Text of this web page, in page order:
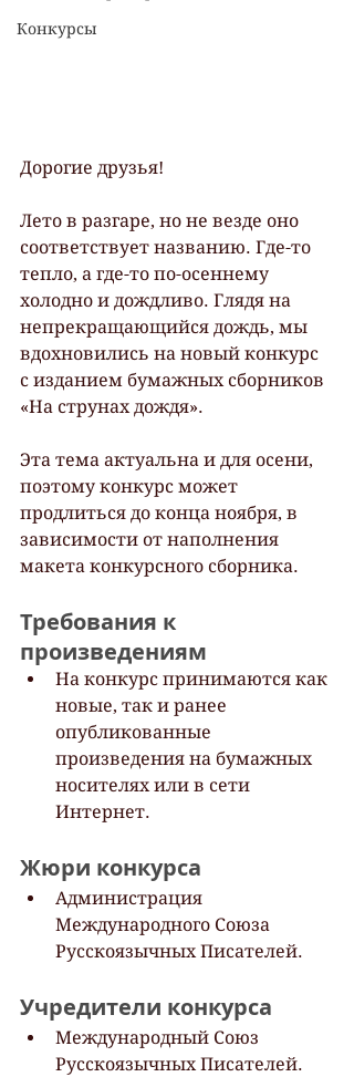
Конкурсы
Дорогие друзья!
Лето в разгаре, но не везде оно
соответствует названию. Где-то
тепло, а где-то по-осеннему
холодно и дождливо. Глядя на
непрекращающийся дождь, мы
вдохновились на новый конкурс
с изданием бумажных сборников
«На струнах дождя».
Эта тема актуальна и для осени,
поэтому конкурс может
продлиться до конца ноября, в
зависимости от наполнения
макета конкурсного сборника.
Требования к
произведениям
На конкурс принимаются как
новые, так и ранее
опубликованные
произведения на бумажных
носителях или в сети
Интернет.
Жюри конкурса
Администрация
Международного Союза
Русскоязычных Писателей.
Учредители конкурса
Международный Союз
Русскоязычных Писателей.